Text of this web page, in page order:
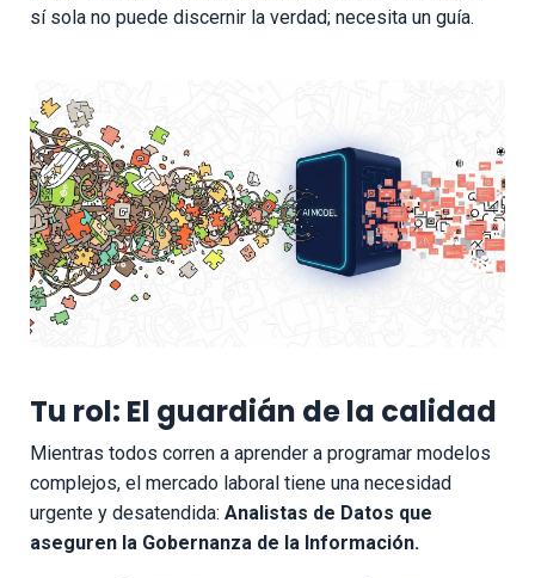
sí sola no puede discernir la verdad; necesita un guía.
Tu rol: El guardián de la calidad
Mientras todos corren a aprender a programar modelos
complejos, el mercado laboral tiene una necesidad
urgente y desatendida: Analistas de Datos que
aseguren la Gobernanza de la Información.